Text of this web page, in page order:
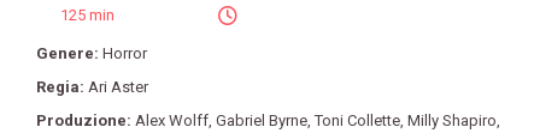
125 min
Genere: Horror
Regia: Ari Aster
Produzione: Alex Wolff Gabriel Byrne ,Toni Collette Milly Shapiro